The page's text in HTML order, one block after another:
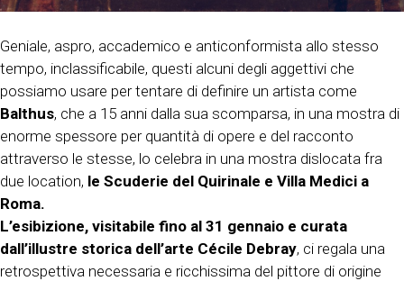
Geniale, aspro, accademico e anticonformista allo stesso
tempo, inclassificabile, questi alcuni degli aggettivi che
possiamo usare per tentare di definire un artista come
Balthus, che a 15 anni dalla sua scomparsa, in una mostra di
enorme spessore per quantità di opere e del racconto
attraverso le stesse, lo celebra in una mostra dislocata fra
due location, le Scuderie del Quirinale e Villa Medici a
Roma.
L’esibizione, visitabile fino al 31 gennaio e curata
dall’illustre storica dell’arte Cécile Debray, ci regala una
retrospettiva necessaria e ricchissima del pittore di origine